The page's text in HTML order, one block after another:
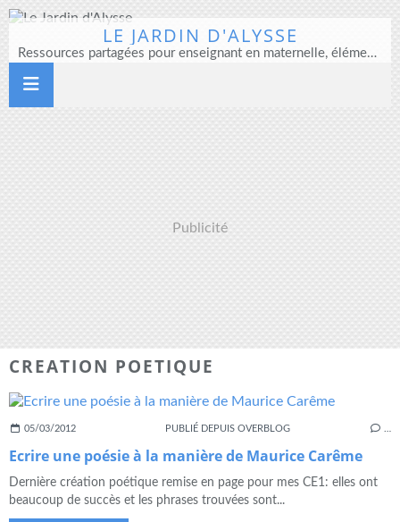
LE JARDIN D'ALYSSE
Ressources partagées pour enseignant en maternelle, élémentaire et direction d'école
Publicité
CREATION POETIQUE
05/03/2012 PUBLIÉ DEPUIS OVERBLOG
Ecrire une poésie à la manière de Maurice Carême
Dernière création poétique remise en page pour mes CE1: elles ont
beaucoup de succès et les phrases trouvées sont...